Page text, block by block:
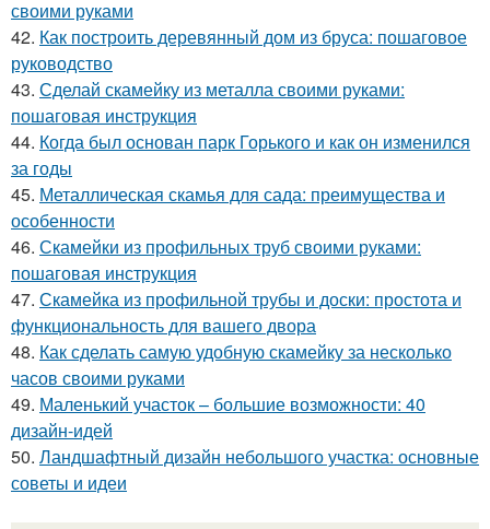
своими руками
42. Как построить деревянный дом из бруса: пошаговое
руководство
43. Сделай скамейку из металла своими руками:
пошаговая инструкция
44. Когда был основан парк Горького и как он изменился
за годы
45. Металлическая скамья для сада: преимущества и
особенности
46. Скамейки из профильных труб своими руками:
пошаговая инструкция
47. Скамейка из профильной трубы и доски: простота и
функциональность для вашего двора
48. Как сделать самую удобную скамейку за несколько
часов своими руками
49. Маленький участок – большие возможности: 40
дизайн-идей
50. Ландшафтный дизайн небольшого участка: основные
советы и идеи